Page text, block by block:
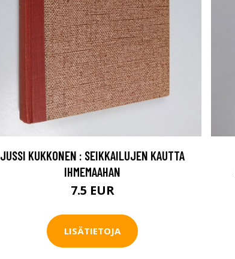
JUSSI KUKKONEN : SEIKKAILUJEN KAUTTA
IHMEMAAHAN
7.5 EUR
LISÄTIETOJA